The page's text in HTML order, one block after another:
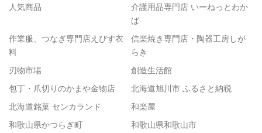
人気商品
介護用品専門店 いーねっとわか
ば
作業服、つなぎ専門店えびす衣
料
信楽焼き専門店・陶器工房しが
らき
刃物市場
創造生活館
包丁・爪切りのかまや金物店
北海道旭川市 ふるさと納税
北海道銘菓 センカランド
和楽屋
和歌山県かつらぎ町
和歌山県和歌山市